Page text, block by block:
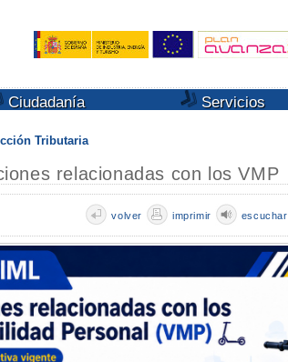
Ciudadanía Servicios
Tributaria
relacionadas con los VMP
escuchar
imprimir
volver